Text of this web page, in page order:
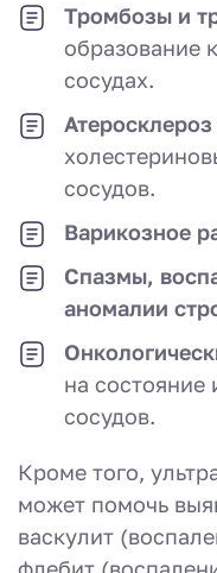
Тромбозы и
образование
сосудах.
Атеросклероз
сосудов.
Варикозное
Спазмы,
аномалии
на
сосудов.
Кроме того,
может помочь
васкулит